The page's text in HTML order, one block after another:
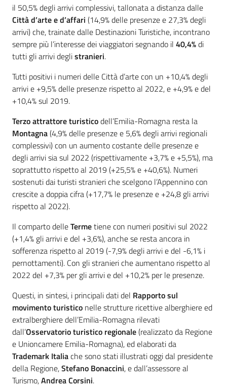
il 50,5% degli arrivi complessivi, tallonata a distanza dalle
Città d’arte e d’affari (14,9% delle presenze e 27,3% degli
arrivi) che, trainate dalle Destinazioni Turistiche, incontrano
sempre più l’interesse dei viaggiatori segnando il 40,4%di
tutti gli arrivi deglistranieri.
Tutti positivi i numeri delle Città d’arte con un +10,4% degli
arrivi e +9,5% delle presenze rispetto al 2022, e +4,9% e del
+10,4% sul 2019.
Terzo attrattore turisticodell’Emilia-Romagna resta la
Montagna(4,9% delle presenze e 5,6% degli arrivi regionali
complessivi) con un aumento costante delle presenze e
degli arrivi sia sul 2022 (rispettivamente +3,7% e +5,5%), ma
soprattutto rispetto al 2019 (+25,5% e +40,6%). Numeri
sostenuti dai turisti stranieri che scelgono l’Appennino con
crescite a doppia cifra (+17,7% le presenze e +24,8 gli arrivi
rispetto al 2022).
Il comparto delleTermetiene con numeri positivi sul 2022
(+1,4% gli arrivi e del +3,6%), anche se resta ancora in
sofferenza rispetto al 2019 (-7,9% degli arrivi e del -6,1% i
pernottamenti). Con gli stranieri che aumentano rispetto al
2022 del +7,3% per gli arrivi e del +10,2% per le presenze.
Questi, in sintesi, i principali dati del Rapporto sul
movimento turistico nelle strutture ricettive alberghiere ed
extralberghiere dell’Emilia-Romagna rilevati
dall’Osservatorio turistico regionale(realizzato da Regione
e Unioncamere Emilia-Romagna), ed elaborati da
Trademark Italiache sono stati illustrati oggi dal presidente
della Regione,Stefano Bonaccini, e dall’assessore al
Turismo,Andrea Corsini.